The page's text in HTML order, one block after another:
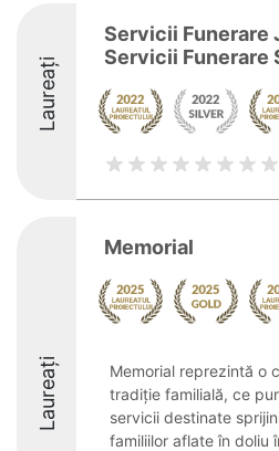
Laureați
Servicii Funerare
Servicii Funerare
Laureați
Memorial
Memorial reprezintă o
tradiție familială, ce
servicii destinate
familiilor aflate în doliu